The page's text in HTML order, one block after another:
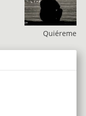
Quiéreme